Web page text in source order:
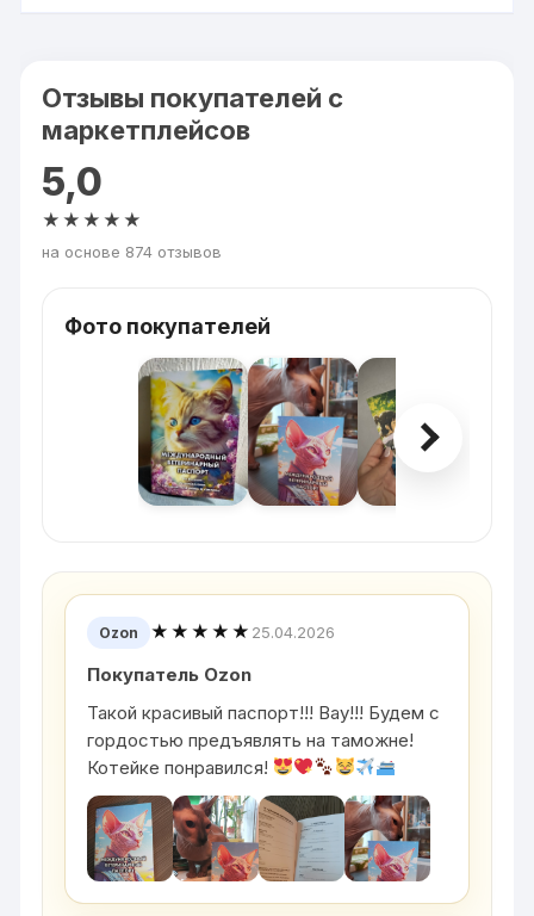
Отзывы покупателей с
маркетплейсов
5,0
★★★★★
на основе 874 отзывов
Фото покупателей
Ozon ★★★★★ 25.04.2026
Покупатель Ozon
Такой красивый паспорт!!! Вау!!! Будем с
гордостью предъявлять на таможне!
Котейке понравился!